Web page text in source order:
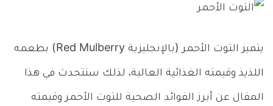
يتميز التوت الأحمر (بالإنجليزية Red Mulberry) بطعمه
اللذيذ وقيمته الغذائية العالية، لذلك سنتحدث في هذا
المقال عن أبرز الفوائد الصحية للتوت الأحمر وقيمته